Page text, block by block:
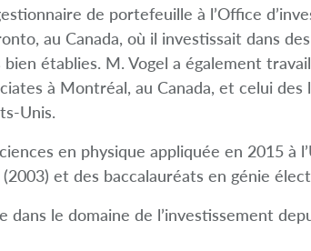
de portefeuille à l’Office
au Canada, où il investissait dans
établies. M. Vogel a également
à Montréal, au Canada, et celui
Unis.
en physique appliquée en 2015 à
et des baccalauréats en génie
dans le domaine de l’investissement